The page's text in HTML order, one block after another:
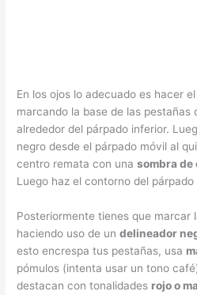
En los ojos lo adecuado es hacer
marcando la base de las pestañas
alrededor del párpado inferior.
negro desde el párpado móvil al
centro remata con unasombra de
Luego haz el contorno del párpado
Posteriormente tienes que marcar
haciendo uso de undelineador
esto encrespa tus pestañas, usa
pómulos (intenta usar un tono
destacan con tonalidades rojo o